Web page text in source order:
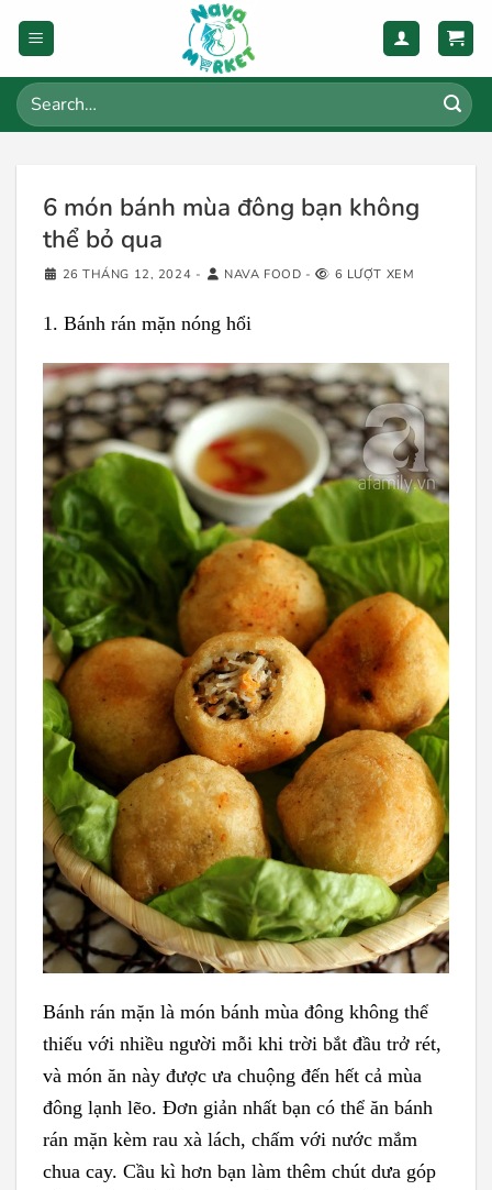
Search
for:
6 món bánh mùa đông bạn không
thể bỏ qua
26 THÁNG 12, 2024 - NAVA FOOD - 6 LƯỢT XEM
1. Bánh rán mặn nóng hổi
Bánh rán mặn là món bánh mùa đông không thể
thiếu với nhiều người mỗi khi trời bắt đầu trở rét,
và món ăn này được ưa chuộng đến hết cả mùa
đông lạnh lẽo. Đơn giản nhất bạn có thể ăn bánh
rán mặn kèm rau xà lách, chấm với nước mắm
chua cay. Cầu kì hơn bạn làm thêm chút dưa góp